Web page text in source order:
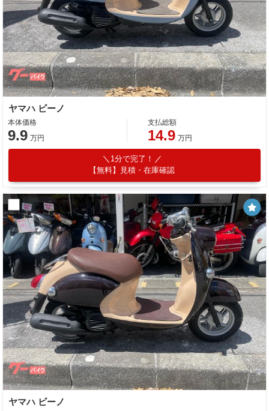
ヤマハ ビーノ
本体価格
9.9 万円
支払総額
14.9 万円
1分で完了！
【無料】見積・在庫確認
ヤマハ ビーノ